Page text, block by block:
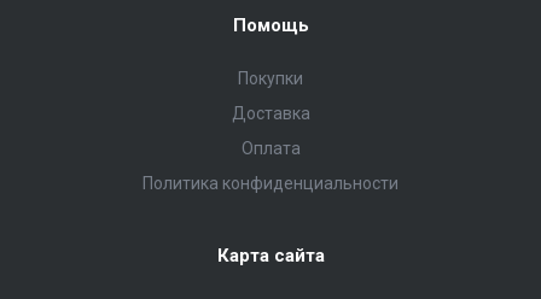
Помощь
Покупки
Доставка
Оплата
Политика конфиденциальности
Карта сайта